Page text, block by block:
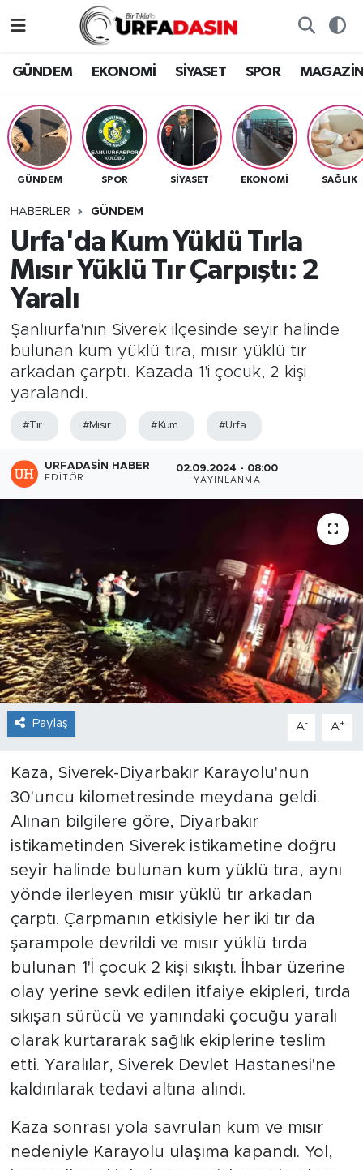
GÜNDEM EKONOMİ SİYASET SPOR
GÜNDEM SPOR SİYASET EKONOMİ SAĞLIK
HABERLER GÜNDEM
Urfa'da Kum Yüklü Tırla
Mısır Yüklü Tır Çarpıştı: 2
Yaralı
Şanlıurfa'nın Siverek ilçesinde seyir halinde
bulunan kum yüklü tıra, mısır yüklü tır
arkadan çarptı. Kazada 1'i çocuk, 2 kişi
yaralandı.
#Tır #Mısır #Kum #Urfa
URFADASIN HABER
EDITÖR
02.09.2024 - 08:00
YAYINLANMA
Paylaş A- A+
Kaza, Siverek-Diyarbakır Karayolu'nun
30'uncu kilometresinde meydana geldi.
Alınan bilgilere göre, Diyarbakır
istikametinden Siverek istikametine doğru
seyir halinde bulunan kum yüklü tıra, aynı
yönde ilerleyen mısır yüklü tır arkadan
çarptı. Çarpmanın etkisiyle her iki tır da
şarampole devrildi ve mısır yüklü tırda
bulunan 1'İ çocuk 2 kişi sıkıştı. İhbar üzerine
olay yerine sevk edilen itfaiye ekipleri, tırda
sıkışan sürücü ve yanındaki çocuğu yaralı
olarak kurtararak sağlık ekiplerine teslim
etti. Yaralılar, Siverek Devlet Hastanesi'ne
kaldırılarak tedavi altına alındı.
Kaza sonrası yola savrulan kum ve mısır
nedeniyle Karayolu ulaşıma kapandı. Yol,
EKONOMİ
SİYASET
SPOR
SAĞLIK
TEKNOLOJİ
OTOMOBİL
Gizlilik ve Güvenlik Politikası
İletişim
Nöbetçi Eczaneler
Hava Durumu
Namaz Vakitleri
Trafik Durumu
Tüm Manşetler
Son Dakika Haberleri
Haber Arşivi